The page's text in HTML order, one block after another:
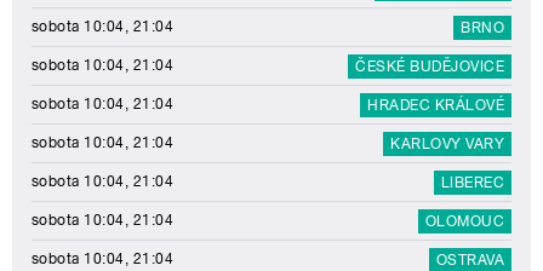
sobota 10:04, 21:04 BRNO
sobota 10:04, 21:04 ČESKÉ BUDĚJOVICE
sobota 10:04, 21:04 HRADEC KRÁLOVÉ
sobota 10:04, 21:04 KARLOVY VARY
sobota 10:04, 21:04 LIBEREC
sobota 10:04, 21:04 OLOMOUC
sobota 10:04, 21:04 OSTRAVA